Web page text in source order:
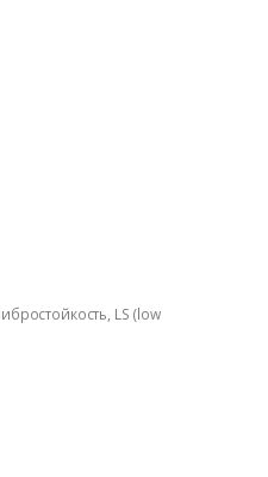
LS (low